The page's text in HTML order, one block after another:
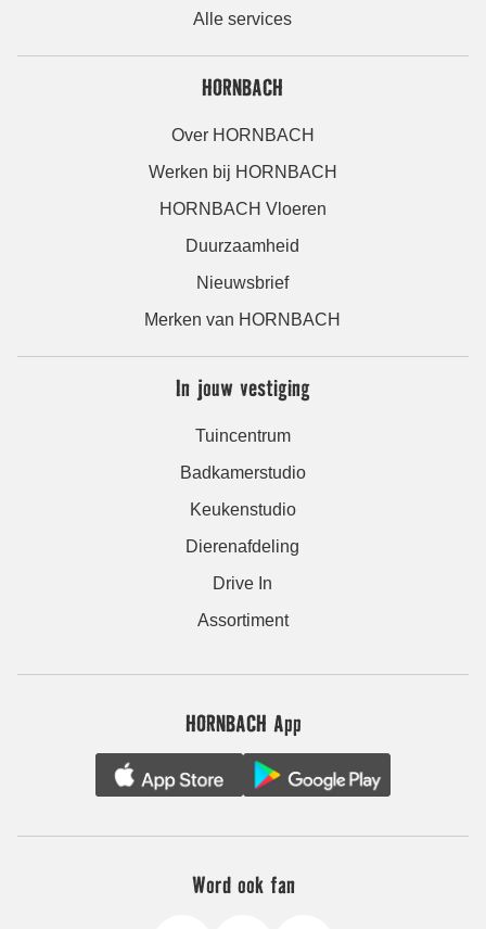
Alle services
HORNBACH
Over HORNBACH
Werken bij HORNBACH
HORNBACH Vloeren
Duurzaamheid
Nieuwsbrief
Merken van HORNBACH
In jouw vestiging
Tuincentrum
Badkamerstudio
Keukenstudio
Dierenafdeling
Drive In
Assortiment
HORNBACH App
Word ook fan